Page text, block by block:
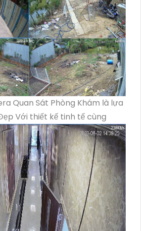
Quan Sát Phòng Khám là lựa
Với thiết kế tinh tế cùng